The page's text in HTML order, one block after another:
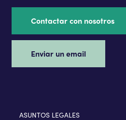
Contactar con nosotros
Enviar un email
ASUNTOS LEGALES